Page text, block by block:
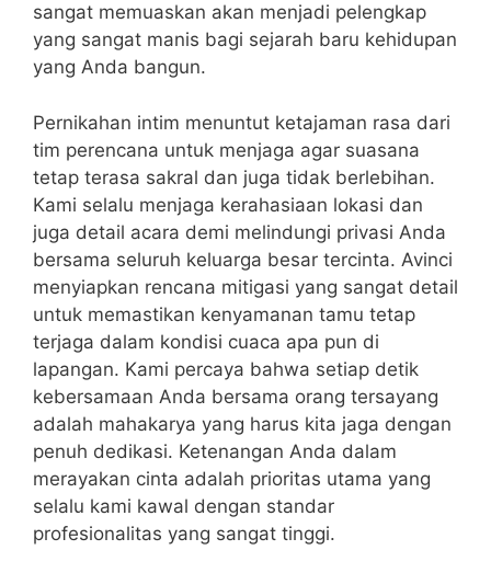
sangat memuaskan akan menjadi pelengkap
yang sangat manis bagi sejarah baru kehidupan
yang Anda bangun.
Pernikahan intim menuntut ketajaman rasa dari
tim perencana untuk menjaga agar suasana
tetap terasa sakral dan juga tidak berlebihan.
Kami selalu menjaga kerahasiaan lokasi dan
juga detail acara demi melindungi privasi Anda
bersama seluruh keluarga besar tercinta. Avinci
menyiapkan rencana mitigasi yang sangat detail
untuk memastikan kenyamanan tamu tetap
terjaga dalam kondisi cuaca apa pun di
lapangan. Kami percaya bahwa setiap detik
kebersamaan Anda bersama orang tersayang
adalah mahakarya yang harus kita jaga dengan
penuh dedikasi. Ketenangan Anda dalam
merayakan cinta adalah prioritas utama yang
selalu kami kawal dengan standar
profesionalitas yang sangat tinggi.